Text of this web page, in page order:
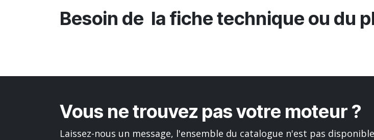
Besoin de la fiche technique ou du
Vous ne trouvez pas votre moteur ?
Laissez-nous un message, l'ensemble du catalogue n'est pas